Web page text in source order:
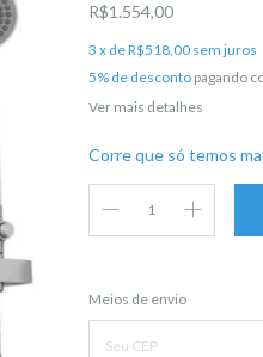
R$1.554,00
3 x deR$518,00 sem juros
5% de descontopagando
Ver mais detalhes
Corre que só temos
Entregas para o CEP:
Meios de envio